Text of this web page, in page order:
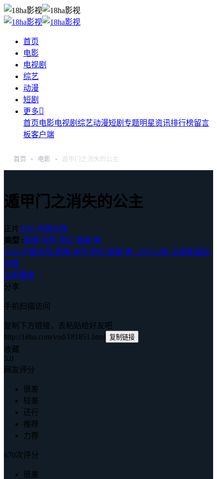
首页
电影
电视剧
综艺
动漫
短剧
更多
首页电影电视剧 综艺动漫短剧 专题明星资讯排行榜留言
板客户端
首页 › 电影 › 遁甲门之消失的公主
遁甲门之消失的公主
正片2026 中国大陆
类型 :剧情 动作 奇幻 悬疑 情
2026·中国大陆·剧情 动作 奇幻 悬疑 情 ·2026上映·汉语普通话·
详情
立即播放
分享
手机扫描访问
复制下方链接，去粘贴给好友吧
http://18ha.com/vod/181851.html 复制链接
收藏
3.0
网友评分
很差
较差
还行
推荐
力荐
670次评分
很差